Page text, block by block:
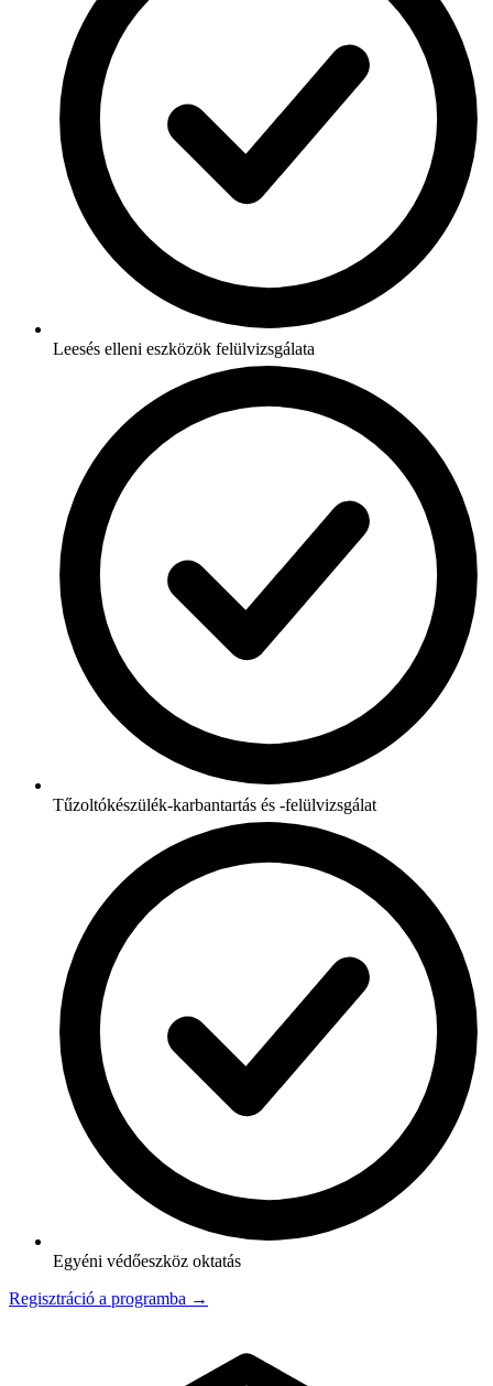
Leesés elleni eszközök felülvizsgálata
Tűzoltókészülék-karbantartás és -felülvizsgálat
Egyéni védőeszköz oktatás
Regisztráció a programba →